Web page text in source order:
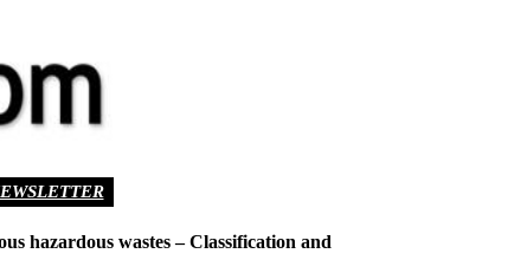
hazardous wastes – Classification and